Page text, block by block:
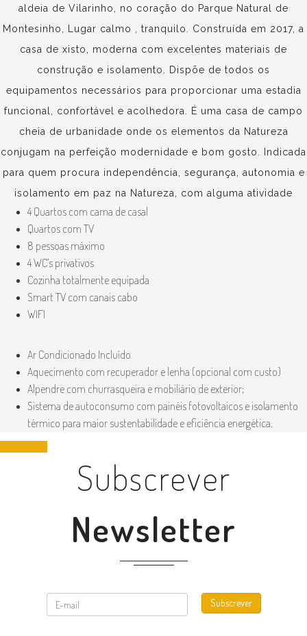
aldeia de Vilarinho, no coração do Parque Natural de
Montesinho, Lugar calmo , tranquilo. Construída em 2017, a
casa de xisto, moderna com excelentes materiais de
construção e isolamento. Dispõe de todos os
equipamentos necessários para proporcionar uma estadia
funcional, confortável e acolhedora. É uma casa de campo
cheia de urbanidade onde os elementos da Natureza
conjugam na perfeição modernidade e bom gosto. Indicada
para quem procura independência, segurança, autonomia e
isolamento em paz na Natureza, com alguma atividade
física na natureza, como passeios pedestres no
P.N.Montesinho e passeios de BTT entre vários.
4 Quartos com cama de casal
Quartos com TV
8 pessoas máximo
4 WC’s privativos
Cozinha totalmente equipada
Smart TV com canais cabo
WIFI
Ar Condicionado Incluído
Aquecimento com recuperador e lenha (opcional com custo)
Alpendre com churrasqueira e mobiliário de exterior;
Sistema de autoconsumo com painéis fotovoltaicos e isolamento
térmico para maior sustentabilidade e eficiência energética.
Subscrever
Newsletter